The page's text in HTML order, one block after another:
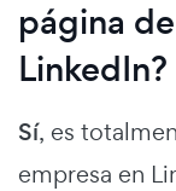
página
LinkedIn?
Sí, es
empresa en